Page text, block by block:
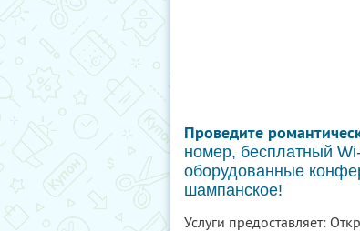
Проведите
номер, бесплатный
оборудованные
шампанское!
Услуги предоставляет: